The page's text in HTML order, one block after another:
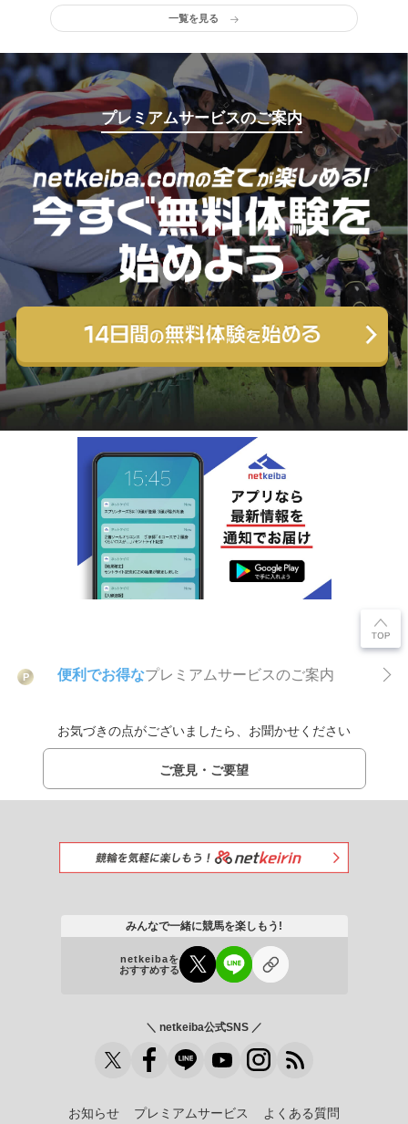
一覧を見る
プレミアムサービスのご案内
P 便利でお得なプレミアムサービスのご案内
お気づきの点がございましたら、お聞かせください
ご意見・ご要望
みんなで一緒に競馬を楽しもう!
netkeibaを
おすすめする
＼ netkeiba公式SNS ／
お知らせ プレミアムサービス よくある質問